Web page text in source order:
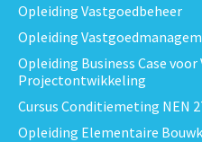
Opleiding Vastgoedbeheer
Opleiding
Opleiding Business Case
Projectontwikkeling
Cursus Conditiemeting NEN
Opleiding Elementaire